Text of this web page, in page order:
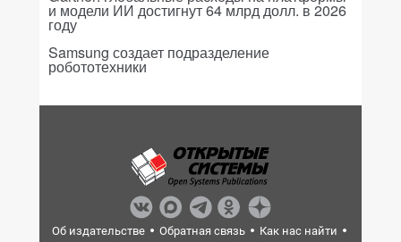
и модели ИИ достигнут 64 млрд долл. в 2026
году
Samsung создает подразделение
робототехники
Об издательстве Обратная связь
Как нас найти